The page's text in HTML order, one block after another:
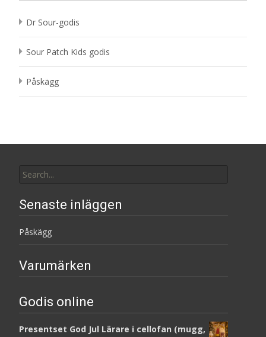
Dr Sour-godis
Sour Patch Kids godis
Påskägg
for:
Senaste inläggen
Påskägg
Varumärken
Godis online
Presentset God Jul Lärare i cellofan (mugg,